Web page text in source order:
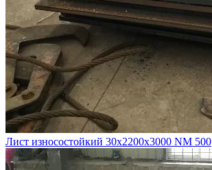
Лист износостойкий 30х2200х3000 NM 500